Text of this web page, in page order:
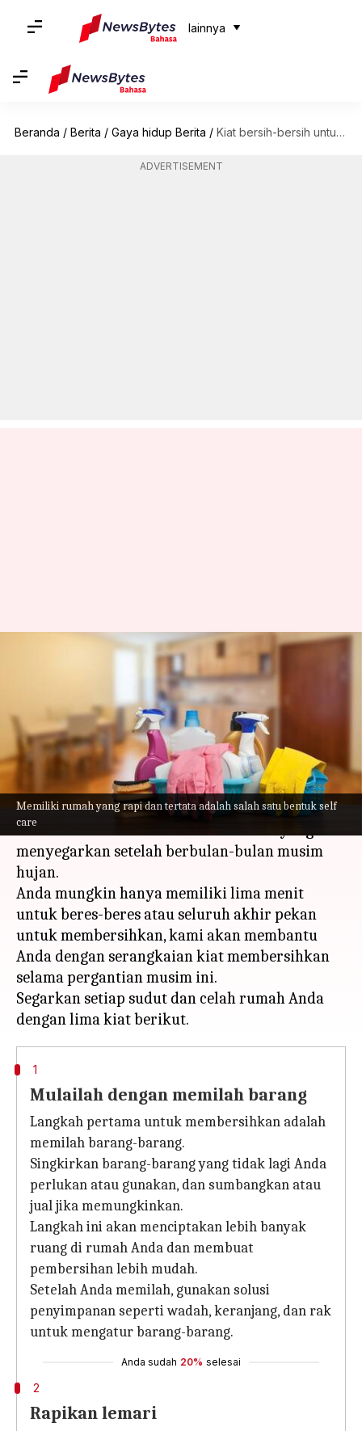
lainnya
Beranda / Berita / Gaya hidup Berita / Kiat bersih-bersih untuk memperindah rumah sebelum pergantian musim
ADVERTISEMENT
Memiliki rumah yang rapi dan tertata adalah salah satu bentuk self
care
Kiat bersih-bersih untuk
memperindah rumah sebelum
pergantian musim
menulis Taufiq Al Jufri Mar 16, 2023 12:36 pm
Apa ceritanya
Pergantian musim adalah waktu yang tepat
untuk memberi rumah Anda sentuhan yang
menyegarkan setelah berbulan-bulan musim
hujan.
Anda mungkin hanya memiliki lima menit
untuk beres-beres atau seluruh akhir pekan
untuk membersihkan, kami akan membantu
Anda dengan serangkaian kiat membersihkan
selama pergantian musim ini.
Segarkan setiap sudut dan celah rumah Anda
1
Mulailah dengan memilah barang
Langkah pertama untuk membersihkan adalah
memilah barang-barang.
Singkirkan barang-barang yang tidak lagi Anda
perlukan atau gunakan, dan sumbangkan atau
jual jika memungkinkan.
Langkah ini akan menciptakan lebih banyak
ruang di rumah Anda dan membuat
pembersihan lebih mudah.
Setelah Anda memilah, gunakan solusi
penyimpanan seperti wadah, keranjang, dan rak
untuk mengatur barang-barang.
Anda sudah 20% selesai
2
Rapikan lemari